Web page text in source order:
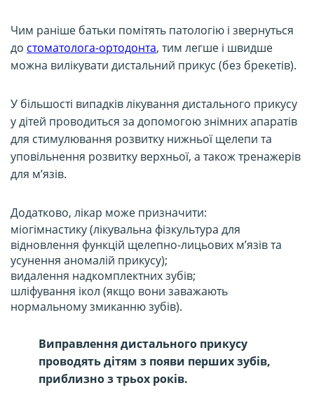
Чим раніше батьки помітять патологію і звернуться
до стоматолога-ортодонта, тим легше і швидше
можна вилікувати дистальний прикус (без брекетів).
У більшості випадків лікування дистального прикусу
у дітей проводиться за допомогою знімних апаратів
для стимулювання розвитку нижньої щелепи та
уповільнення розвитку верхньої, а також тренажерів
для м’язів.
Додатково, лікар може призначити:
міогімнастику (лікувальна фізкультура для
відновлення функцій щелепно-лицьових м’язів та
усунення аномалій прикусу);
видалення надкомплектних зубів;
шліфування ікол (якщо вони заважають
нормальному змиканню зубів).
Виправлення дистального прикусу
проводять дітям з появи перших зубів,
приблизно з трьох років.